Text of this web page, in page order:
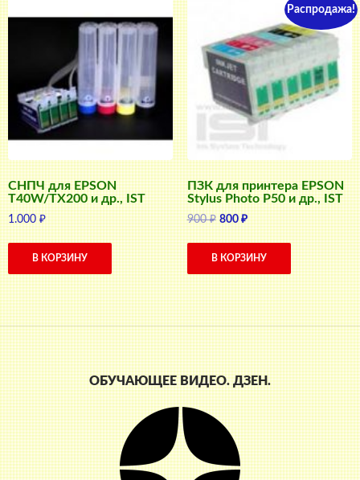
СНПЧ для EPSON
T40W/TX200 и др., IST
1.000₽
В КОРЗИНУ
Распродажа!
ПЗК для принтера EPSON
Stylus Photo P50 и др., IST
900₽ Первоначальная
цена
составляла
800₽Текущая
цена:
800 ₽.
В КОРЗИНУ
ОБУЧАЮЩЕЕ ВИДЕО. ДЗЕН.